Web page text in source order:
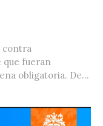
contra
que fueran
obligatoria. De...